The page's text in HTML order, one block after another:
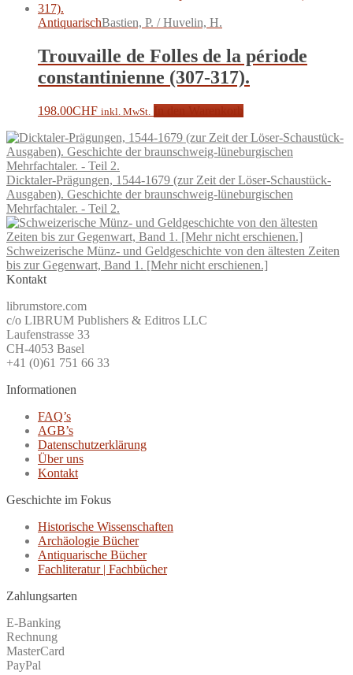
AntiquarischBastien, P. / Huvelin, H.
Trouvaille de Folles de la période
constantinienne (307-317).
198.00CHF inkl. MwSt.
Dicktaler-Prägungen, 1544-1679 (zur Zeit der Löser-Schaustück-
Ausgaben). Geschichte der braunschweig-lüneburgischen
Mehrfachtaler. - Teil 2.
Schweizerische Münz- und Geldgeschichte von den ältesten Zeiten
bis zur Gegenwart, Band 1. [Mehr nicht erschienen.]
Kontakt
librumstore.com
c/o LIBRUM Publishers & Editros LLC
Laufenstrasse 33
CH-4053 Basel
+41 (0)61 751 66 33
Informationen
FAQ’s
AGB’s
Datenschutzerklärung
Über uns
Kontakt
Geschichte im Fokus
Historische Wissenschaften
Archäologie Bücher
Antiquarische Bücher
Fachliteratur | Fachbücher
Zahlungsarten
E-Banking
Rechnung
MasterCard
PayPal